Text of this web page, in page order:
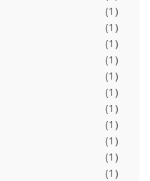
(1)
(1)
(1)
(1)
(1)
(1)
(1)
(1)
(1)
(1)
(1)